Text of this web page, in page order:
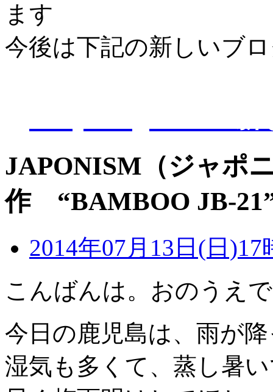
ます
今後は下記の新しいブ
JAPONISM（ジャポ
作 “BAMBOO JB-
2014年07月13日(日)17
こんばんは。おのうえ
今日の鹿児島は、雨が
湿気も多くて、蒸し暑